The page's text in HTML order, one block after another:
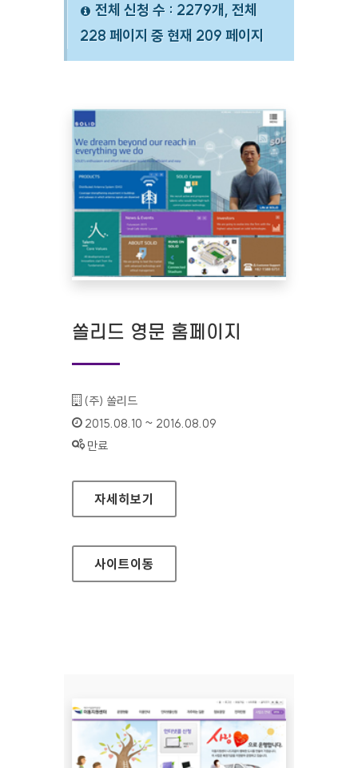
전체 신청 수 : 2279개, 전체
228 페이지 중 현재 209 페이지
쏠리드 영문 홈페이지
기관명 :
(주) 쏠리드
인증기간 :
2015.08.10 ~ 2016.08.09
상태 :
만료
쏠리드 영문 홈페이지
자세히보기
사이트이동